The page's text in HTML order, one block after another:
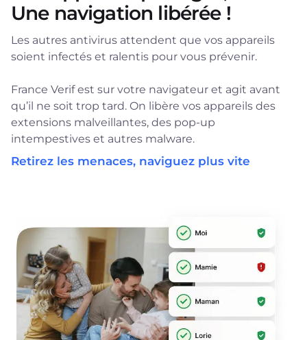
Une navigation libérée !
Les autres antivirus attendent que vos appareils
soient infectés et ralentis pour vous prévenir.
France Verif est sur votre navigateur et agit avant
qu’il ne soit trop tard. On libère vos appareils des
extensions malveillantes, des pop-up
intempestives et autres malware.
Retirez les menaces, naviguez plus vite